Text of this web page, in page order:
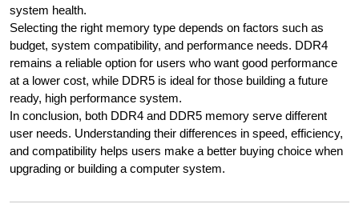
system health.
Selecting the right memory type depends on factors such as
budget, system compatibility, and performance needs. DDR4
remains a reliable option for users who want good performance
at a lower cost, while DDR5 is ideal for those building a future
ready, high performance system.
In conclusion, both DDR4 and DDR5 memory serve different
user needs. Understanding their differences in speed, efficiency,
and compatibility helps users make a better buying choice when
upgrading or building a computer system.